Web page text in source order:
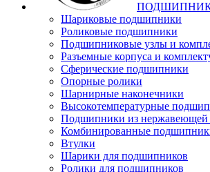
Шариковые подшипники
Роликовые подшипники
Подшипниковые узлы и
Разъемные корпуса и
Сферические подшипники
Опорные ролики
Шарнирные наконечники
Высокотемпературные
Подшипники из нержавеющей
Комбинированные
Втулки
Шарики для подшипников
Ролики для подшипников